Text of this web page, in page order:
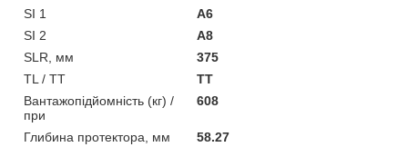
SI 1
A6
SI 2
A8
SLR, мм
375
TL / TT
TT
Вантажопідйомність (кг) /
при
608
Глибина протектора, мм
58.27